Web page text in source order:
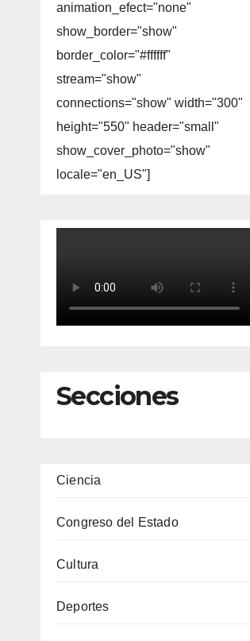
animation_efect="none"
show_border="show"
border_color="#ffffff"
stream="show"
connections="show" width="300"
height="550" header="small"
show_cover_photo="show"
locale="en_US"]
Secciones
Ciencia
Congreso del Estado
Cultura
Deportes